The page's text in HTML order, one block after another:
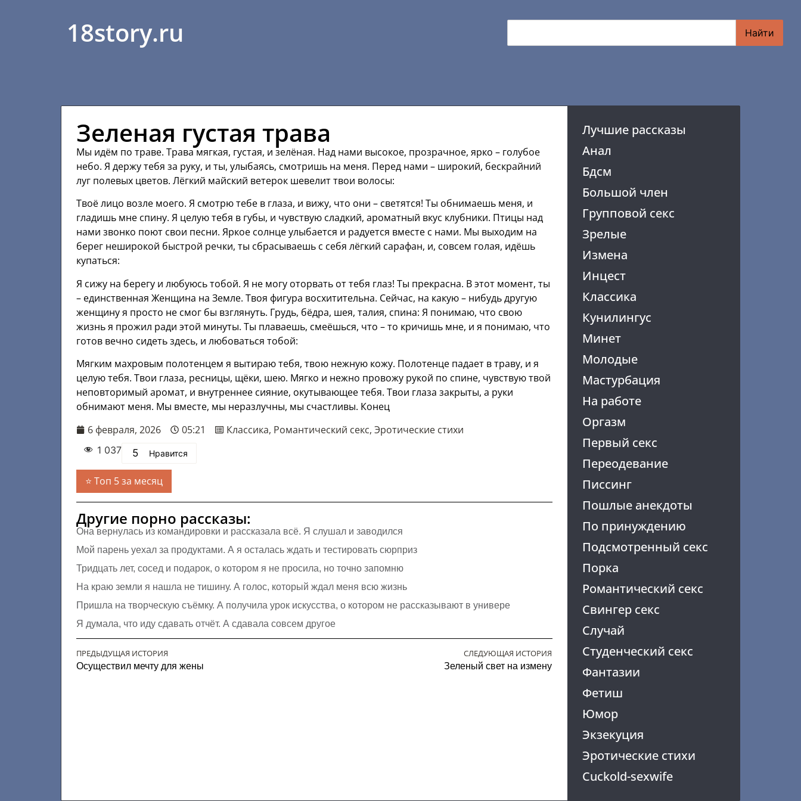
18story.ru Найти
Лучшие рассказы
Анал
Бдсм
Большой член
Групповой секс
Зрелые
Измена
Инцест
Классика
Кунилингус
Минет
Молодые
Мастурбация
На работе
Оргазм
Первый секс
Переодевание
Писсинг
Пошлые анекдоты
По принуждению
Подсмотренный секс
Порка
Романтический секс
Свингер секс
Случай
Студенческий секс
Фантазии
Фетиш
Юмор
Экзекуция
Эротические стихи
Cuckold-sexwife
Зеленая густая трава
Мы идём по траве. Трава мягкая, густая, и зелёная. Над нами высокое, прозрачное, ярко – голубое
небо. Я держу тебя за руку, и ты, улыбаясь, смотришь на меня. Перед нами – широкий, бескрайний
луг полевых цветов. Лёгкий майский ветерок шевелит твои волосы:
Твоё лицо возле моего. Я смотрю тебе в глаза, и вижу, что они – светятся! Ты обнимаешь меня, и
гладишь мне спину. Я целую тебя в губы, и чувствую сладкий, ароматный вкус клубники. Птицы над
нами звонко поют свои песни. Яркое солнце улыбается и радуется вместе с нами. Мы выходим на
берег неширокой быстрой речки, ты сбрасываешь с себя лёгкий сарафан, и, совсем голая, идёшь
купаться:
Я сижу на берегу и любуюсь тобой. Я не могу оторвать от тебя глаз! Ты прекрасна. В этот момент, ты
– единственная Женщина на Земле. Твоя фигура восхитительна. Сейчас, на какую – нибудь другую
женщину я просто не смог бы взглянуть. Грудь, бёдра, шея, талия, спина: Я понимаю, что свою
жизнь я прожил ради этой минуты. Ты плаваешь, смеёшься, что – то кричишь мне, и я понимаю, что
готов вечно сидеть здесь, и любоваться тобой:
Мягким махровым полотенцем я вытираю тебя, твою нежную кожу. Полотенце падает в траву, и я
целую тебя. Твои глаза, ресницы, щёки, шею. Мягко и нежно провожу рукой по спине, чувствую твой
неповторимый аромат, и внутреннее сияние, окутывающее тебя. Твои глаза закрыты, а руки
обнимают меня. Мы вместе, мы неразлучны, мы счастливы. Конец
6 февраля, 2026
05:21 Классика, Романтический секс, Эротические стихи
1 037 5 Нравится
Топ 5 за месяц
Другие порно рассказы:
Она вернулась из командировки и рассказала всё. Я слушал и заводился
Мой парень уехал за продуктами. А я осталась ждать и тестировать сюрприз
Тридцать лет, сосед и подарок, о котором я не просила, но точно запомню
На краю земли я нашла не тишину. А голос, который ждал меня всю жизнь
Пришла на творческую съёмку. А получила урок искусства, о котором не рассказывают в универе
Я думала, что иду сдавать отчёт. А сдавала совсем другое
ПРЕДЫДУЩАЯ ИСТОРИЯ
Осуществил мечту для жены
СЛЕДУЮЩАЯ ИСТОРИЯ
Зеленый свет на измену